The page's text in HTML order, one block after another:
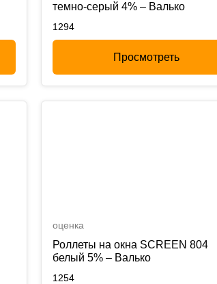
темно-серый 4% – Валько
1294
Просмотреть
оценка
Роллеты на окна SCREEN 804
белый 5% – Валько
1254